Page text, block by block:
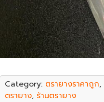
Category: ตรายางราคาถูก,
ตรายาง, ร้านตรายาง